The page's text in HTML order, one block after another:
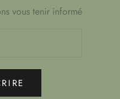
vous tenir informé